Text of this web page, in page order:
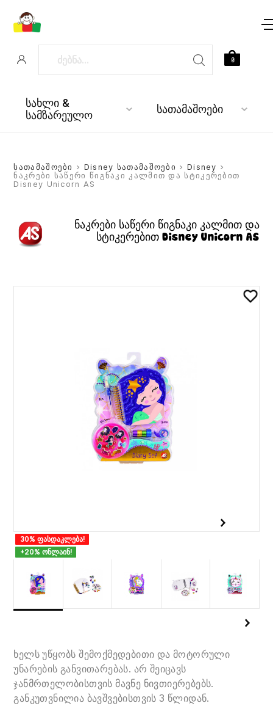
სახლი &
სამზარეულო სათამაშოები
0
სათამაშოები > Disney სათამაშოები > Disney >
ნაკრები საწერი წიგნაკი კალმით და სტიკერებით
Disney Unicorn AS
ნაკრები საწერი წიგნაკი კალმით და
სტიკერებით Disney Unicorn AS
30% ფასდაკლება!
+20% ონლაინ!
ხელს უწყობს შემოქმედებითი და მოტორული
უნარების განვითარებას. არ შეიცავს
ჯანმრთელობისთვის მავნე ნივთიერებებს.
განკუთვნილია ბავშვებისთვის 3 წლიდან.